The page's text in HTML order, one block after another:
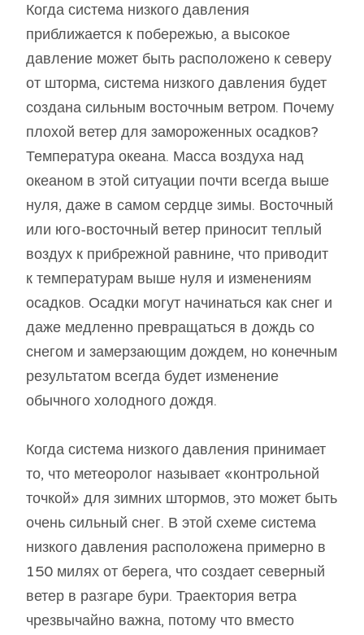
Когда система низкого давления
приближается к побережью, а высокое
давление может быть расположено к северу
от шторма, система низкого давления будет
создана сильным восточным ветром. Почему
плохой ветер для замороженных осадков?
Температура океана. Масса воздуха над
океаном в этой ситуации почти всегда выше
нуля, даже в самом сердце зимы. Восточный
или юго-восточный ветер приносит теплый
воздух к прибрежной равнине, что приводит
к температурам выше нуля и изменениям
осадков. Осадки могут начинаться как снег и
даже медленно превращаться в дождь со
снегом и замерзающим дождем, но конечным
результатом всегда будет изменение
обычного холодного дождя.
Когда система низкого давления принимает
то, что метеоролог называет «контрольной
точкой» для зимних штормов, это может быть
очень сильный снег. В этой схеме система
низкого давления расположена примерно в
150 милях от берега, что создает северный
ветер в разгаре бури. Траектория ветра
чрезвычайно важна, потому что вместо